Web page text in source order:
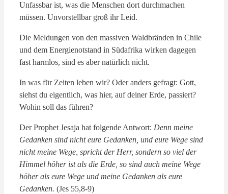
Unfassbar ist, was die Menschen dort durchmachen
müssen. Unvorstellbar groß ihr Leid.
Die Meldungen von den massiven Waldbränden in Chile
und dem Energienotstand in Südafrika wirken dagegen
fast harmlos, sind es aber natürlich nicht.
In was für Zeiten leben wir? Oder anders gefragt: Gott,
siehst du eigentlich, was hier, auf deiner Erde, passiert?
Wohin soll das führen?
Der Prophet Jesaja hat folgende Antwort: Denn meine
Gedanken sind nicht eure Gedanken, und eure Wege sind
nicht meine Wege, spricht der Herr, sondern so viel der
Himmel höher ist als die Erde, so sind auch meine Wege
höher als eure Wege und meine Gedanken als eure
Gedanken. (Jes 55,8-9)